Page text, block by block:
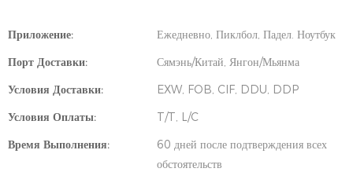
Приложение:
Ежедневно, Пиклбол, Падел. Ноутбук
Порт Доставки:
Сямэнь/Китай, Янгон/Мьянма
Условия Доставки:
EXW, FOB, CIF, DDU, DDP
Условия Оплаты:
T/T, L/C
Время Выполнения:
60 дней после подтверждения всех
обстоятельств